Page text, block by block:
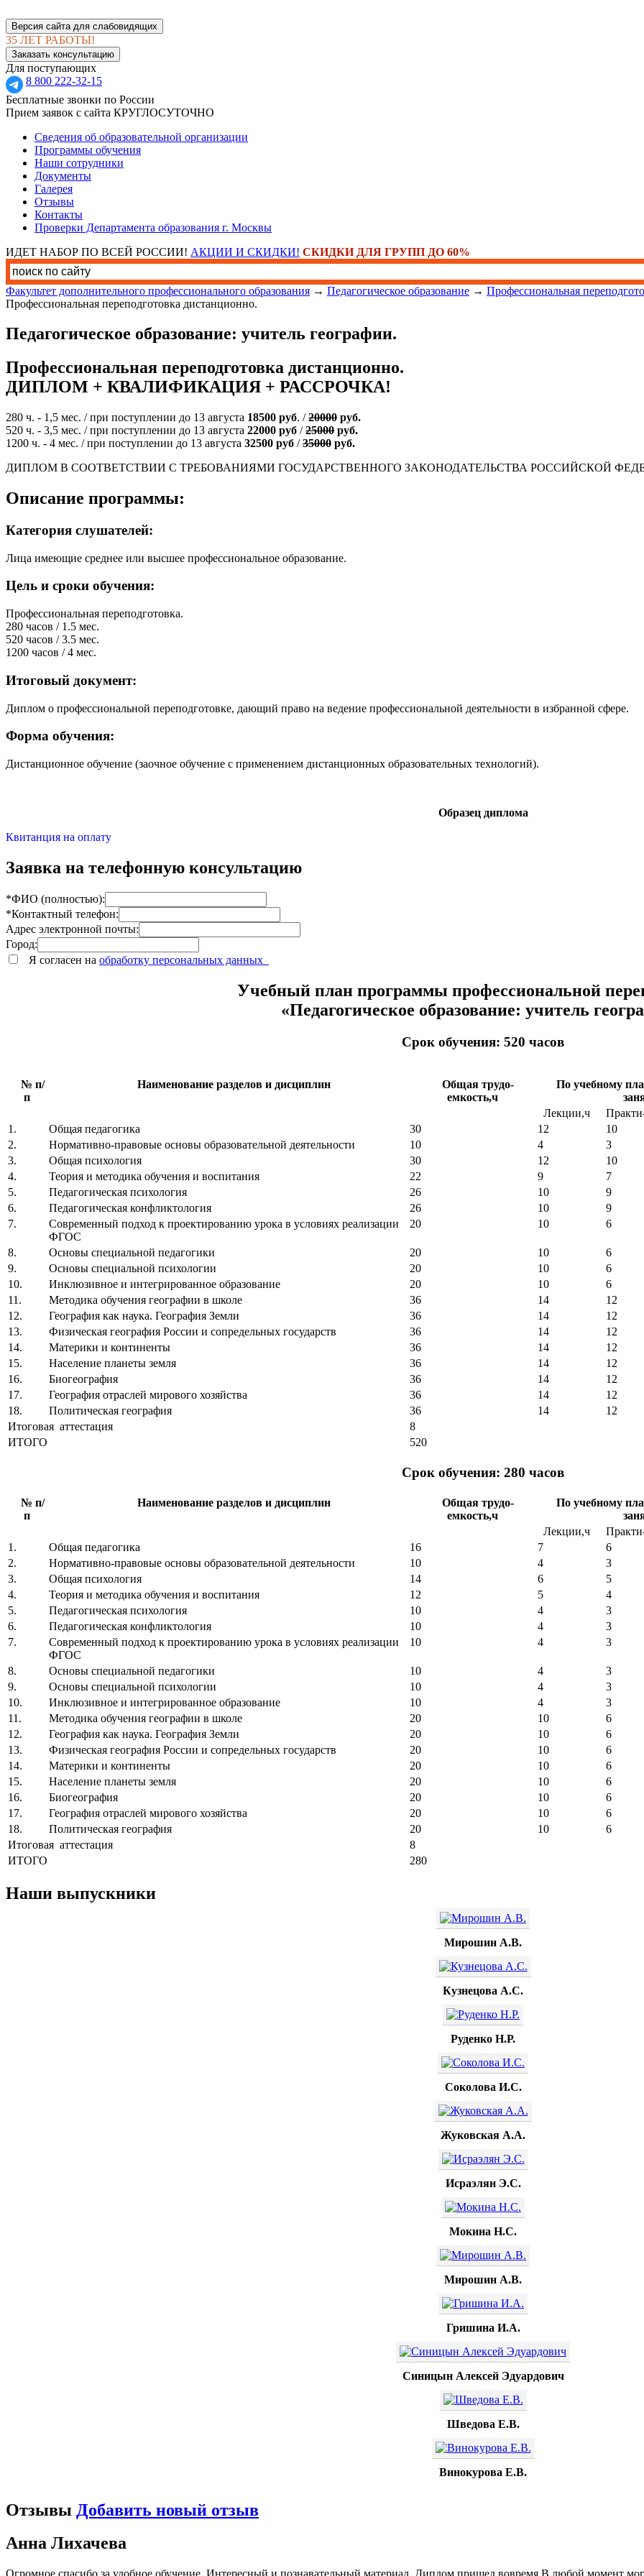
Версия сайта для слабовидящих
35 ЛЕТ РАБОТЫ!
Заказать консультацию
Для поступающих
8 800 222-32-15
Бесплатные звонки по России
Прием заявок с сайта КРУГЛОСУТОЧНО
Сведения об образовательной организации
Программы обучения
Наши сотрудники
Документы
Галерея
Отзывы
Контакты
Проверки Департамента образования г. Москвы
ИДЕТ НАБОР ПО ВСЕЙ РОССИИ! АКЦИИ И СКИДКИ! СКИДКИ ДЛЯ ГРУПП ДО 60%
Факультет дополнительного профессионального образования → Педагогическое образование → Профессиональная
Профессиональная переподготовка дистанционно.
Педагогическое образование: учитель географии.
Профессиональная переподготовка дистанционно.
ДИПЛОМ + КВАЛИФИКАЦИЯ + РАССРОЧКА!
280 ч. - 1,5 мес. / при поступлении до 13 августа 18500 руб. /20000 руб.
520 ч. - 3,5 мес. / при поступлении до 13 августа 22000 руб /25000 руб.
1200 ч. - 4 мес. / при поступлении до 13 августа 32500 руб /35000 руб.
ДИПЛОМ В СООТВЕТСТВИИ С ТРЕБОВАНИЯМИ ГОСУДАРСТВЕННОГО ЗАКОНОДАТЕЛЬСТВА РОССИЙСКОЙ
Описание программы:
Категория слушателей:
Лица имеющие среднее или высшее профессиональное образование.
Цель и сроки обучения:
Профессиональная переподготовка.
280 часов / 1.5 мес.
520 часов / 3.5 мес.
1200 часов / 4 мес.
Итоговый документ:
Диплом о профессиональной переподготовке, дающий право на ведение профессиональной деятельности в избранной сфере.
Форма обучения:
Дистанционное обучение (заочное обучение с применением дистанционных образовательных технологий).
Образец диплома
Квитанция на оплату
Заявка на телефонную консультацию
*ФИО (полностью):
*Контактный телефон:
Адрес электронной почты:
Город:
Я согласен на обработку персональных данных
Учебный план программы профессиональной
«Педагогическое образование: учитель
Срок обучения: 520 часов
№ п/
п
Наименование разделов и дисциплин
Общая трудо-
емкость,ч
По учебному
Лекции,ч
1.
Общая педагогика 30 12 10
2.
Нормативно-правовые основы образовательной деятельности 10 4 3
3.
Общая психология 30 12 10
4.
Теория и методика обучения и воспитания 22 9 7
5.
Педагогическая психология 26 10 9
6.
Педагогическая конфликтология 26 10 9
7.
Современный подход к проектированию урока в условиях реализации
ФГОС
20 10 6
8. Основы специальной педагогики 20 10 6
9.
Основы специальной психологии 20 10 6
10.
Инклюзивное и интегрированное образование 20 10 6
11.
Методика обучения географии в школе 36 14 12
12.
География как наука. География Земли 36 14 12
13.
Физическая география России и сопредельных государств 36 14 12
14.
Материки и континенты 36 14 12
15.
Население планеты земля 36 14 12
16.
Биогеография 36 14 12
17.
География отраслей мирового хозяйства 36 14 12
18.
Политическая география 36 14 12
Итоговая аттестация
8
ИТОГО
520
Срок обучения: 280 часов
№ п/
п
Наименование разделов и дисциплин
Общая трудо-
емкость,ч
По учебному
Лекции,ч
1.
Общая педагогика 16 7 6
2.
Нормативно-правовые основы образовательной деятельности 10 4 3
3.
Общая психология 14 6 5
4.
Теория и методика обучения и воспитания 12 5 4
5.
Педагогическая психология 10 4 3
6.
Педагогическая конфликтология 10 4 3
7.
Современный подход к проектированию урока в условиях реализации
ФГОС
10 4 3
8. Основы специальной педагогики 10 4 3
9.
Основы специальной психологии 10 4 3
10.
Инклюзивное и интегрированное образование 10 4 3
11.
Методика обучения географии в школе 20 10 6
12.
География как наука. География Земли 20 10 6
13.
Физическая география России и сопредельных государств 20 10 6
14.
Материки и континенты 20 10 6
15.
Население планеты земля 20 10 6
16.
Биогеография 20 10 6
17.
География отраслей мирового хозяйства 20 10 6
18.
Политическая география 20 10 6
Итоговая аттестация
8
ИТОГО
280
Наши выпускники
Мирошин А.В.
Кузнецова А.С.
Руденко Н.Р.
Соколова И.С.
Жуковская А.А.
Исраэлян Э.С.
Мокина Н.С.
Мирошин А.В.
Гришина И.А.
Синицын Алексей Эдуардович
Шведова Е.В.
Винокурова Е.В.
Отзывы Добавить новый отзыв
Анна Лихачева